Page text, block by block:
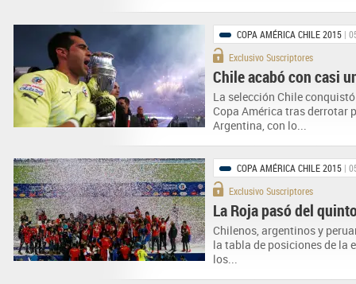
COPA AMÉRICA CHILE 2015 |
Exclusivo Suscriptores
Chile acabó con casi
La selección Chile
Copa América tras derrotar
Argentina, con lo...
COPA AMÉRICA CHILE 2015 |
Exclusivo Suscriptores
La Roja pasó del
Chilenos, argentinos y
la tabla de posiciones de la
los...